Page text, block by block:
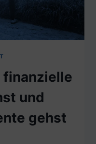
finanzielle
und
gehst